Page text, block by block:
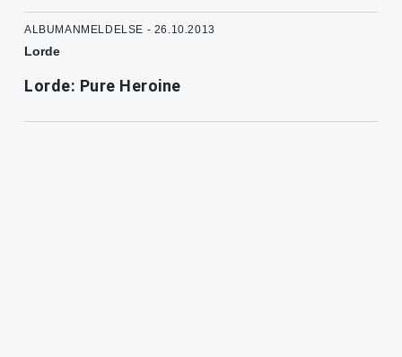
ALBUMANMELDELSE - 26.10.2013
Lorde
Lorde: Pure Heroine